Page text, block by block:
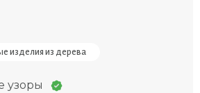
изделия из дерева
узоры